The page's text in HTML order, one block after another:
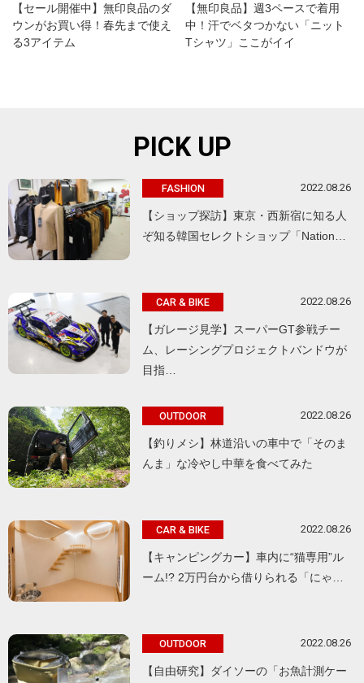
【セール開催中】無印良品のダ
ウンがお買い得！春先まで使え
る3アイテム
【無印良品】週3ペースで着用
中！汗でベタつかない「ニット
Tシャツ」ここがイイ
PICK UP
FASHION 2022.08.26
【ショップ探訪】東京・西新宿に知る人
ぞ知る韓国セレクトショップ「Nation…
CAR & BIKE 2022.08.26
【ガレージ見学】スーパーGT参戦チー
ム、レーシングプロジェクトバンドウが
目指…
OUTDOOR 2022.08.26
【釣りメシ】林道沿いの車中で「そのま
んま」な冷やし中華を食べてみた
CAR & BIKE 2022.08.26
【キャンピングカー】車内に“猫専用”ル
ーム!? 2万円台から借りられる「にゃ…
OUTDOOR 2022.08.26
【自由研究】ダイソーの「お魚計測ケー